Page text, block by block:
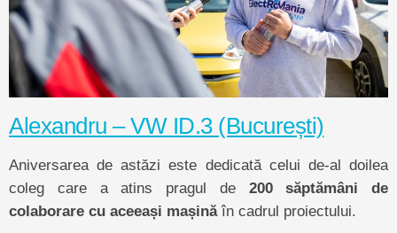
Alexandru – VW ID.3 (București)
Aniversarea de astăzi este dedicată celui de-al doilea
coleg care a atins pragul de 200 săptămâni de
colaborare cu aceeași mașinăîn cadrul proiectului.